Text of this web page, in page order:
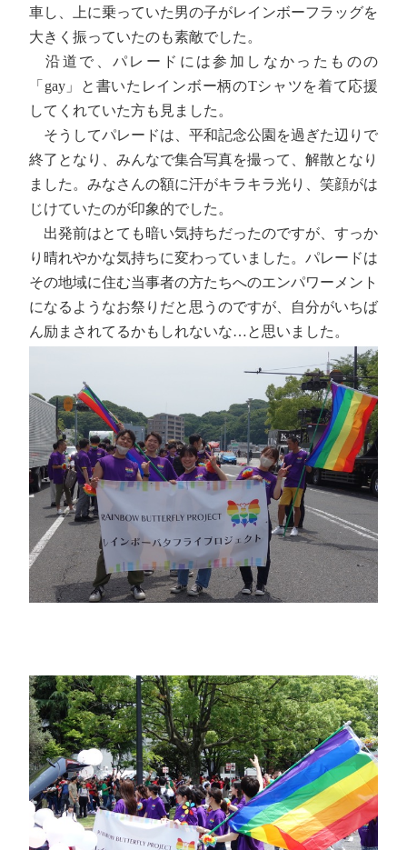
車し、上に乗っていた男の子がレインボーフラッグを
大きく振っていたのも素敵でした。
沿道で、パレードには参加しなかったものの
「gay」と書いたレインボー柄のTシャツを着て応援
してくれていた方も見ました。
そうしてパレードは、平和記念公園を過ぎた辺りで
終了となり、みんなで集合写真を撮って、解散となり
ました。みなさんの額に汗がキラキラ光り、笑顔がは
じけていたのが印象的でした。
出発前はとても暗い気持ちだったのですが、すっか
り晴れやかな気持ちに変わっていました。パレードは
その地域に住む当事者の方たちへのエンパワーメント
になるようなお祭りだと思うのですが、自分がいちば
ん励まされてるかもしれないな…と思いました。